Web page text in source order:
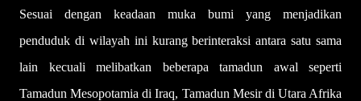
Sesuai dengan keadaan muka bumi yang menjadikan
penduduk di wilayah ini kurang berinteraksi antara satu sama
lain kecuali melibatkan beberapa tamadun awal seperti
Tamadun Mesopotamia di Iraq, Tamadun Mesir di Utara Afrika